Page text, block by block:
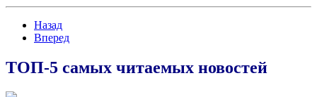
Назад
Вперед
ТОП-5 самых читаемых новостей